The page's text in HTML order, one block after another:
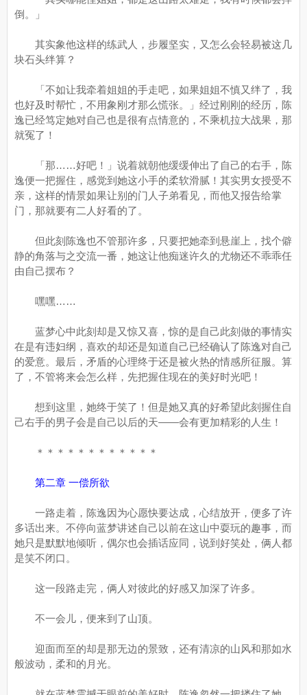
倒。」
其实象他这样的练武人，步履坚实，又怎么会轻易被这几
块石头绊算？
「不如让我牵着姐姐的手走吧，如果姐姐不慎又绊了，我
也好及时帮忙，不用象刚才那么慌张。」经过刚刚的经历，陈
逸已经笃定她对自己也是很有点情意的，不乘机拉大战果，那
就冤了！
「那……好吧！」说着就朝他缓缓伸出了自己的右手，陈
逸便一把握住，感觉到她这小手的柔软滑腻！其实男女授受不
亲，这样的情景如果让别的门人子弟看见，而他又报告给掌
门，那就要有二人好看的了。
但此刻陈逸也不管那许多，只要把她牵到悬崖上，找个僻
静的角落与之交流一番，她这让他痴迷许久的尤物还不乖乖任
由自己摆布？
嘿嘿……
蓝梦心中此刻却是又惊又喜，惊的是自己此刻做的事情实
在是有违妇纲，喜欢的却还是知道自己已经确认了陈逸对自己
的爱意。最后，矛盾的心理终于还是被火热的情感所征服。算
了，不管将来会怎么样，先把握住现在的美好时光吧！
想到这里，她终于笑了！但是她又真的好希望此刻握住自
己右手的男子会是自己以后的天——会有更加精彩的人生！
＊＊＊＊＊＊＊＊＊＊＊＊
第二章 一偿所欲
一路走着，陈逸因为心愿快要达成，心结放开，便多了许
多话出来。不停向蓝梦讲述自己以前在这山中耍玩的趣事，而
她只是默默地倾听，偶尔也会插话应同，说到好笑处，俩人都
是笑不闭口。
这一段路走完，俩人对彼此的好感又加深了许多。
不一会儿，便来到了山顶。
迎面而至的却是那无边的景致，还有清凉的山风和那如水
般波动，柔和的月光。